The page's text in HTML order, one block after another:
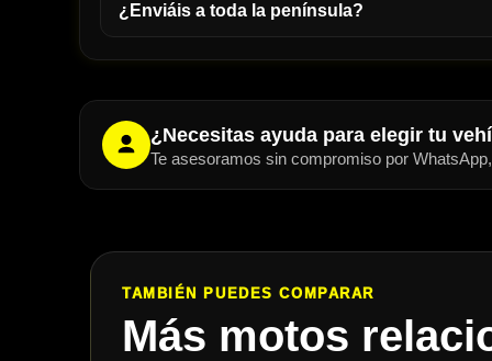
¿Enviáis a toda la península?
¿Necesitas ayuda para elegir tu
Te asesoramos sin compromiso por
TAMBIÉN PUEDES COMPARAR
Más motos